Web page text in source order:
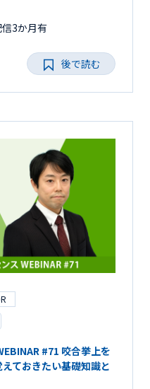
3か月有
後で読む
#71 咬合挙上を
ておきたい基礎知識と